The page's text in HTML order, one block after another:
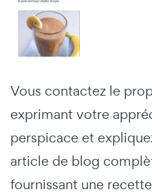
Vous contactez le
exprimant votre
perspicace et
article de blog
fournissant une